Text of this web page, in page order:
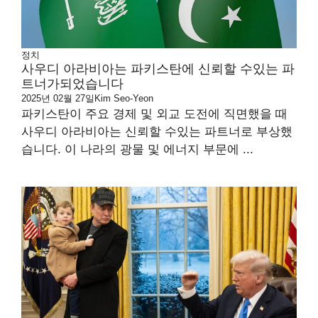
정치
사우디 아라비아는 파키스탄에 신뢰할 수있는 파
트너가되었습니다
2025년 02월 27일 Kim Seo-Yeon
파키스탄이 주요 경제 및 외교 도전에 직면했을 때
사우디 아라비아는 신뢰할 수있는 파트너로 부상했
습니다. 이 나라의 광물 및 에너지 부문에 ...